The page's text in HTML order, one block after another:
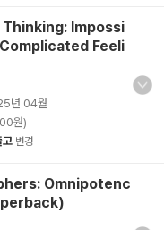
Impossi
Feeli
년 04월
원)
변경
Omnipotenc